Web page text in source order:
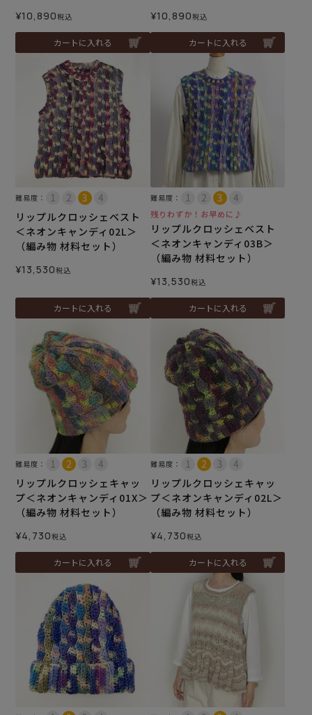
¥10,890税込
カートに入れる
¥10,890税込
カートに入れる
難易度：
リップルクロッシェベスト
＜ネオンキャンディ02L＞
（編み物 材料セット）
¥13,530税込
カートに入れる
難易度：
残りわずか！お早めに♪
リップルクロッシェベスト
＜ネオンキャンディ03B＞
（編み物 材料セット）
¥13,530税込
カートに入れる
難易度：
リップルクロッシェキャッ
プ＜ネオンキャンディ01X＞
（編み物 材料セット）
¥4,730税込
カートに入れる
難易度：
リップルクロッシェキャッ
プ＜ネオンキャンディ02L＞
（編み物 材料セット）
¥4,730税込
カートに入れる